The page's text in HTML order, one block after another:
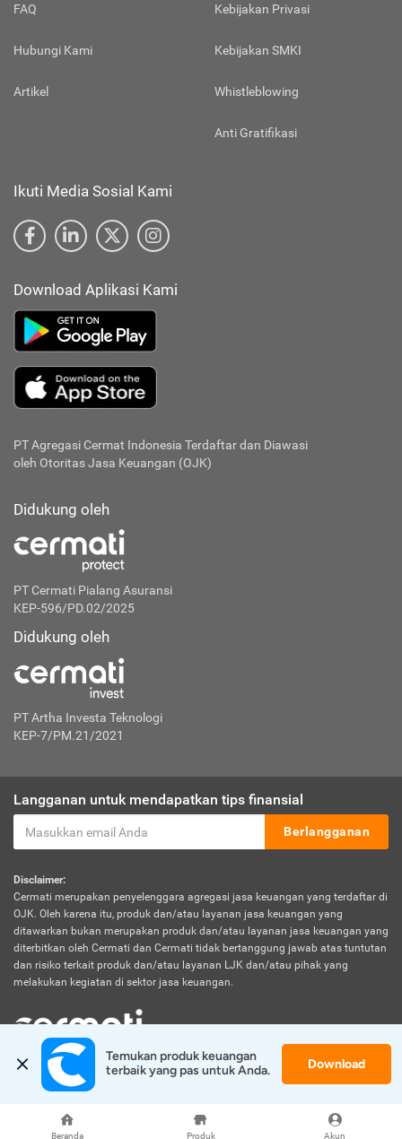
Beranda Produk Akun
FAQ
Hubungi Kami
Artikel
Kebijakan Privasi
Kebijakan SMKI
Whistleblowing
Anti Gratifikasi
Ikuti Media Sosial Kami
Download Aplikasi Kami
PT Agregasi Cermat Indonesia Terdaftar dan Diawasi
oleh Otoritas Jasa Keuangan (OJK)
Didukung oleh
PT Cermati Pialang Asuransi
KEP-596/PD.02/2025
Didukung oleh
PT Artha Investa Teknologi
KEP-7/PM.21/2021
Langganan untuk mendapatkan tips finansial
Berlangganan
Disclaimer:
Cermati merupakan penyelenggara agregasi jasa keuangan yang terdaftar di
OJK. Oleh karena itu, produk dan/atau layanan jasa keuangan yang
ditawarkan bukan merupakan produk dan/atau layanan jasa keuangan yang
diterbitkan oleh Cermati dan Cermati tidak bertanggung jawab atas tuntutan
dan risiko terkait produk dan/atau layanan LJK dan/atau pihak yang
melakukan kegiatan di sektor jasa keuangan.
© 2026 Cermati. All Rights Reserved.
Temukan produk keuangan
terbaik yang pas untuk Anda.
Download